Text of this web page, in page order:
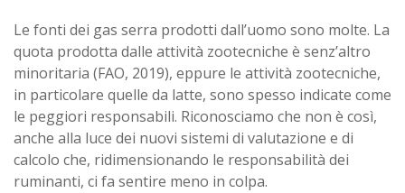
Le fonti dei gas serra prodotti dall’uomo sono molte. La
quota prodotta dalle attività zootecniche è senz’altro
minoritaria (FAO, 2019), eppure le attività zootecniche,
in particolare quelle da latte, sono spesso indicate come
le peggiori responsabili. Riconosciamo che non è così,
anche alla luce dei nuovi sistemi di valutazione e di
calcolo che, ridimensionando le responsabilità dei
ruminanti, ci fa sentire meno in colpa.